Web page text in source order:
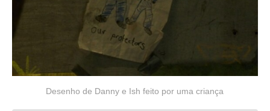
Desenho de Danny e Ish feito por uma criança